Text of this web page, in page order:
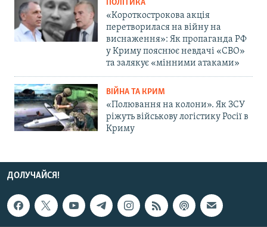
ПОЛІТИКА
«Короткострокова акція
перетворилася на війну на
виснаження»: Як пропаганда РФ
у Криму пояснює невдачі «СВО»
та залякує «мінними атаками»
ВІЙНА ТА КРИМ
«Полювання на колони». Як ЗСУ
ріжуть військову логістику Росії в
Криму
ДОЛУЧАЙСЯ!